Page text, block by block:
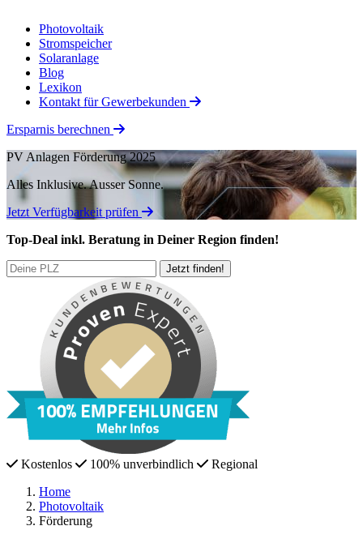
Photovoltaik
Stromspeicher
Solaranlage
Blog
Lexikon
Kontakt für Gewerbekunden
Ersparnis berechnen
PV Anlagen Förderung 2025
Alles Inklusive.Ausser Sonne.
Jetzt Verfügbarkeit prüfen
Top-Deal inkl. Beratung in Deiner Region finden!
Kostenlos 100% unverbindlich
Regional
Home
Photovoltaik
Förderung